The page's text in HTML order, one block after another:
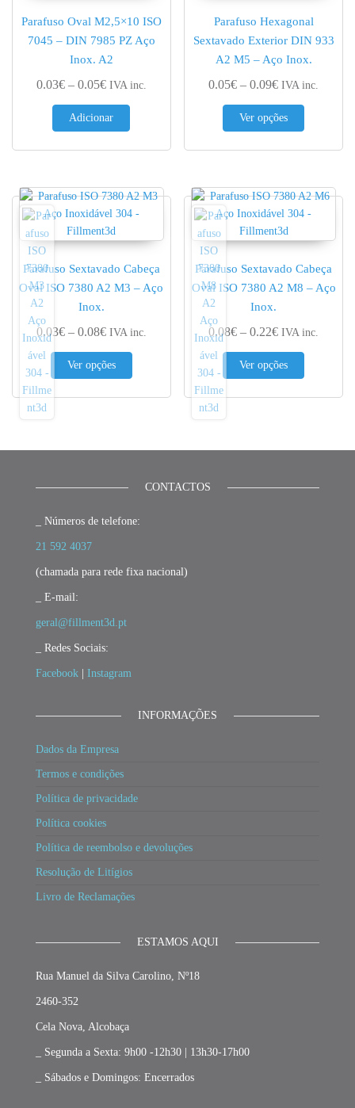
Parafuso Oval M2,5×10 ISO
7045 – DIN 7985 PZ Aço
Inox. A2
0.03€ – 0.05€Price range: 0.03€ through 0.05€
IVA inc.
Adicionar
Parafuso Hexagonal
Sextavado Exterior DIN 933
A2 M5 – Aço Inox.
0.05€ – 0.09€Price range:
IVA inc.
Ver opções
This
Parafuso Sextavado Cabeça
Oval ISO 7380 A2 M3 – Aço
Inox.
0.03€ – 0.08€Price range: 0.03€ through 0.08€
IVA inc.
Ver opções
This product has multiple variants. The options
Parafuso Sextavado Cabeça
Oval ISO 7380 A2 M8 – Aço
Inox.
0.08€ – 0.22€Price range:
IVA inc.
Ver opções
This
CONTACTOS
_ Números de telefone:
21 592 4037
(chamada para rede fixa nacional)
_ E-mail:
geral@fillment3d.pt
_ Redes Sociais:
Facebook Instagram
INFORMAÇÕES
Dados da Empresa
Termos e condições
Política de privacidade
Política cookies
Política de reembolso e devoluções
Resolução de Litígios
Livro de Reclamações
ESTAMOS AQUI
Rua Manuel da Silva Carolino, Nº18
2460-352
Cela Nova, Alcobaça
_ Segunda a Sexta: 9h00 -12h30 | 13h30-17h00
_ Sábados e Domingos: Encerrados